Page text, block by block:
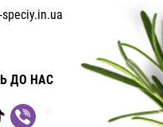
ДО НАС